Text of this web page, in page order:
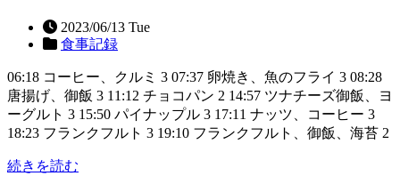
2023/06/13 Tue
食事記録
06:18 コーヒー、クルミ 3 07:37 卵焼き、魚のフライ 3 08:28
唐揚げ、御飯 3 11:12 チョコパン 2 14:57 ツナチーズ御飯、ヨ
ーグルト 3 15:50 パイナップル 3 17:11 ナッツ、コーヒー 3
18:23 フランクフルト 3 19:10 フランクフルト、御飯、海苔 2
続きを読む